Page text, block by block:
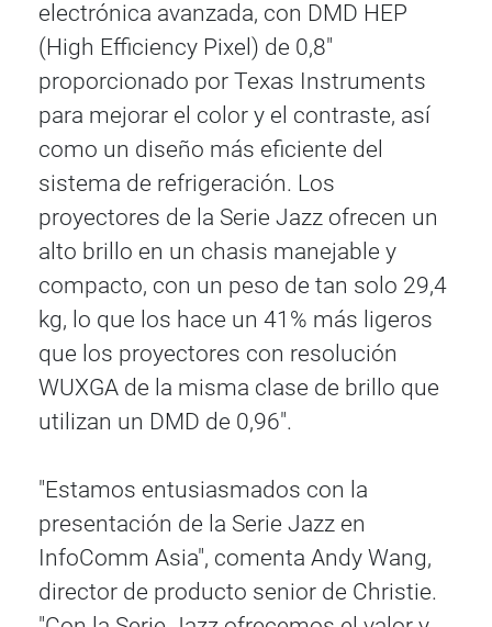
electrónica avanzada, con DMD HEP
(High Efficiency Pixel) de 0,8"
proporcionado por Texas Instruments
para mejorar el color y el contraste, así
como un diseño más eficiente del
sistema de refrigeración. Los
proyectores de la Serie Jazz ofrecen un
alto brillo en un chasis manejable y
compacto, con un peso de tan solo 29,4
kg, lo que los hace un 41% más ligeros
que los proyectores con resolución
WUXGA de la misma clase de brillo que
utilizan un DMD de 0,96".
"Estamos entusiasmados con la
presentación de la Serie Jazz en
InfoComm Asia", comenta Andy Wang,
director de producto senior de Christie.